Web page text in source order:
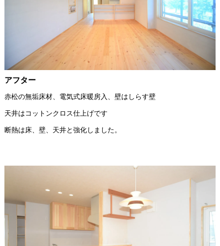
アフター
赤松の無垢床材、電気式床暖房入、壁はしらす壁
天井はコットンクロス仕上げです
断熱は床、壁、天井と強化しました。